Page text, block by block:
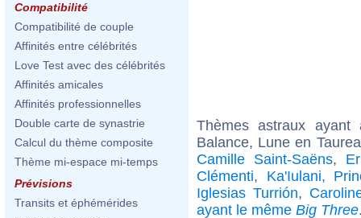
Compatibilité
Compatibilité de couple
Affinités entre célébrités
Love Test avec des célébrités
Affinités amicales
Affinités professionnelles
Double carte de synastrie
Calcul du thème composite
Thème mi-espace mi-temps
Prévisions
Transits et éphémérides
Thèmes astraux
Balance, Lune en
Camille Saint-Saëns,
Clémenti, Ka'Iulani,
Iglesias Turrión,
ayant le même Big Three